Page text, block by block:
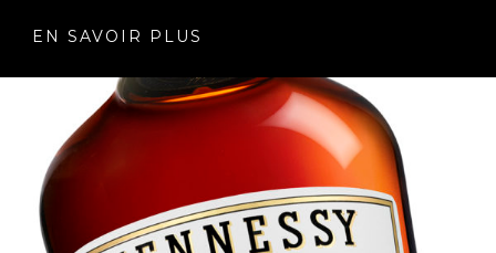
EN SAVOIR PLUS